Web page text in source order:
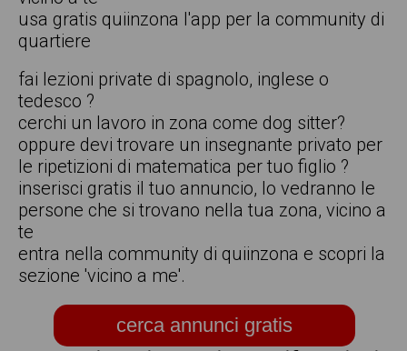
usa gratis quiinzona l'app per la community di
quartiere
fai lezioni private di spagnolo, inglese o
tedesco ?
cerchi un lavoro in zona come dog sitter?
oppure devi trovare un insegnante privato per
le ripetizioni di matematica per tuo figlio ?
inserisci gratis il tuo annuncio, lo vedranno le
persone che si trovano nella tua zona, vicino a
te
entra nella community di quiinzona e scopri la
sezione 'vicino a me'.
cerca annunci gratis